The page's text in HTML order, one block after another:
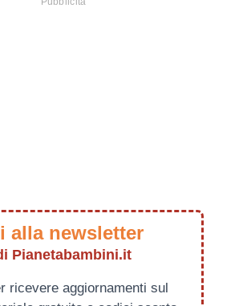
alla newsletter
Pianetabambini.it
ricevere aggiornamenti sul